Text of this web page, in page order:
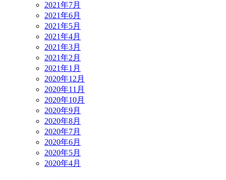
2021年7月
2021年6月
2021年5月
2021年4月
2021年3月
2021年2月
2021年1月
2020年12月
2020年11月
2020年10月
2020年9月
2020年8月
2020年7月
2020年6月
2020年5月
2020年4月